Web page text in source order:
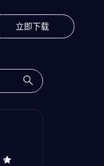
立即下载